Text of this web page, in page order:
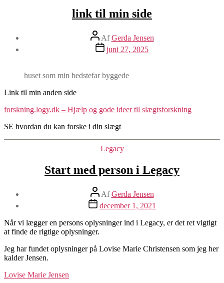
link til min side
Indlægsforfatter
AfGerda Jensen
Indlægsdato
juni 27, 2025
huset som min bedstefar byggede
Link til min anden side
forskning.logy.dk – Hjælp og gode ideer til slægtsforskning
SE hvordan du kan forske i din slægt
Kategorier
Legacy
Start med person i Legacy
Indlægsforfatter
AfGerda Jensen
Indlægsdato
december 1, 2021
Når vi lægger en persons oplysninger ind i Legacy, er det ret vigtigt
at finde de rigtige oplysninger.
Jeg har fundet oplysninger på Lovise Marie Christensen som jeg her
kalder Jensen.
Lovise Marie Jensen